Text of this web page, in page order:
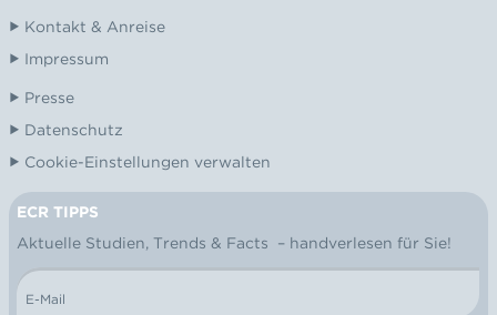
Kontakt & Anreise
Impressum
Presse
Datenschutz
Cookie-Einstellungen verwalten
NEWSLETTER
ECR TIPPS
Aktuelle Studien, Trends & Facts – handverlesen für Sie!
E-Mail